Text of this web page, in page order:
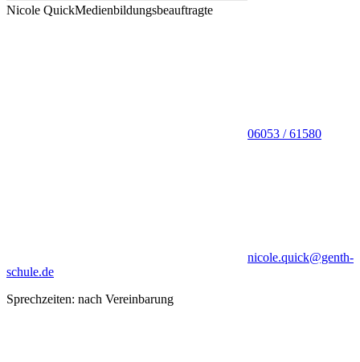
Nicole QuickMedienbildungsbeauftragte
06053 / 61580
nicole.quick@genth-
schule.de
Sprechzeiten: nach Vereinbarung